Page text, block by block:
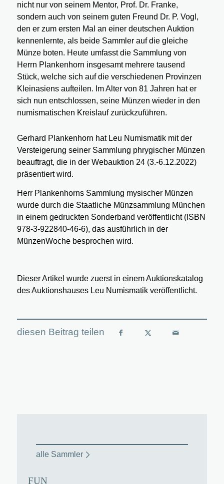
nicht nur von seinem Mentor, Prof. Dr. Franke,
sondern auch von seinem guten Freund Dr. P. Vogl,
den er zum ersten Mal an einer deutschen Auktion
kennenlernte, als beide Sammler auf die gleiche
Münze boten. Heute umfasst die Sammlung von
Herrn Plankenhorn insgesamt mehrere tausend
Stück, welche sich auf die verschiedenen Provinzen
Kleinasiens aufteilen. Im Alter von 81 Jahren hat er
sich nun entschlossen, seine Münzen wieder in den
numismatischen Kreislauf zurückzuführen.
Gerhard Plankenhorn hat Leu Numismatik mit der
Versteigerung seiner Sammlung phrygischer Münzen
beauftragt, die in der Webauktion 24 (3.-6.12.2022)
präsentiert wird.
Herr Plankenhorns Sammlung mysischer Münzen
wurde durch die Staatliche Münzsammlung München
in einem gedruckten Sonderband veröffentlicht (ISBN
978-3-922840-46-6), das ausführlich in der
MünzenWoche besprochen wird.
Dieser Artikel wurde zuerst in einem Auktionskatalog
des Auktionshauses Leu Numismatik veröffentlicht.
alle Sammler
FUN